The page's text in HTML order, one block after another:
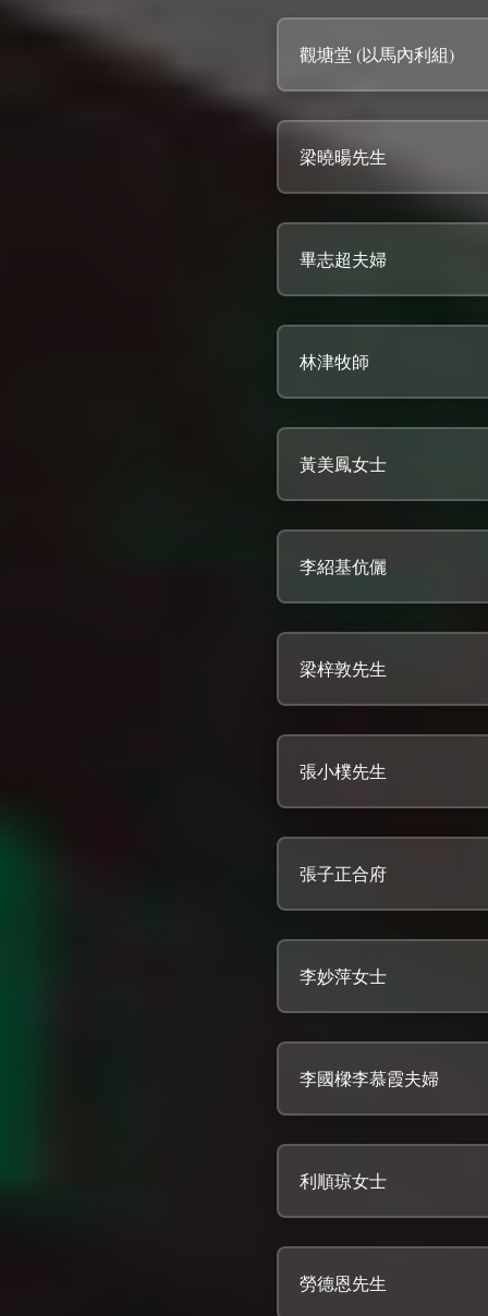
觀塘堂 (以馬內利組)
梁曉暘先生
畢志超夫婦
林津牧師
黃美鳳女士
李紹基伉儷
梁梓敦先生
張小樸先生
張子正合府
李妙萍女士
李國樑李慕霞夫婦
利順琼女士
勞德恩先生